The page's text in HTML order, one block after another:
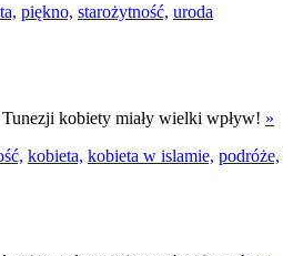
piękno, starożytność, uroda
kobiety miały wielki wpływ! »
kobieta, kobieta w islamie, podróże,